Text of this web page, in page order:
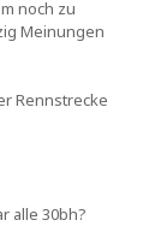
noch zu
Meinungen
Rennstrecke
alle 30bh?